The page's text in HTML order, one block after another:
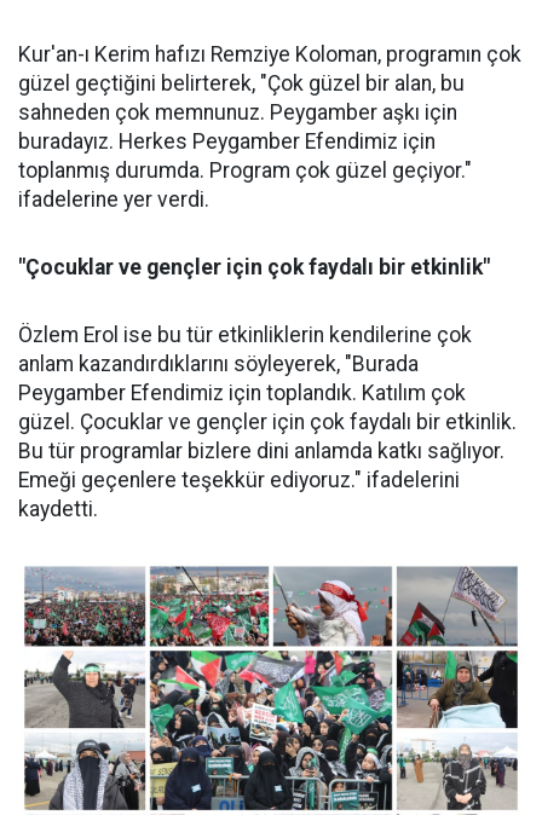
Kur'an-ı Kerim hafızı Remziye Koloman, programın çok
güzel geçtiğini belirterek, "Çok güzel bir alan, bu
sahneden çok memnunuz. Peygamber aşkı için
buradayız. Herkes Peygamber Efendimiz için
toplanmış durumda. Program çok güzel geçiyor."
ifadelerine yer verdi.
"Çocuklar ve gençler için çok faydalı bir etkinlik"
Özlem Erol ise bu tür etkinliklerin kendilerine çok
anlam kazandırdıklarını söyleyerek, "Burada
Peygamber Efendimiz için toplandık. Katılım çok
güzel. Çocuklar ve gençler için çok faydalı bir etkinlik.
Bu tür programlar bizlere dini anlamda katkı sağlıyor.
Emeği geçenlere teşekkür ediyoruz." ifadelerini
kaydetti.